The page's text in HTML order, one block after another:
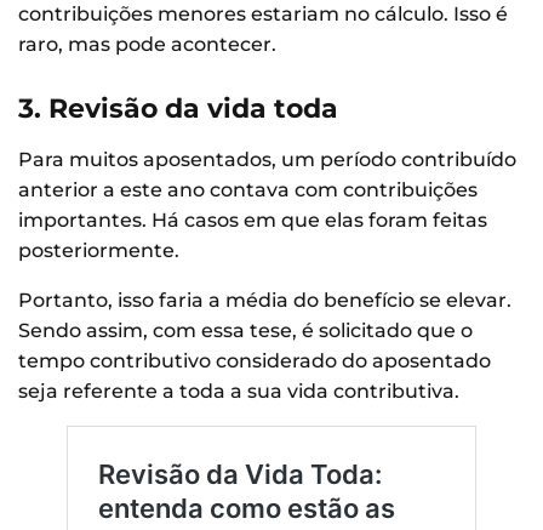
contribuições menores estariam no cálculo. Isso é
raro, mas pode acontecer.
3. Revisão da vida toda
Para muitos aposentados, um período contribuído
anterior a este ano contava com contribuições
importantes. Há casos em que elas foram feitas
posteriormente.
Portanto, isso faria a média do benefício se elevar.
Sendo assim, com essa tese, é solicitado que o
tempo contributivo considerado do aposentado
seja referente a toda a sua vida contributiva.